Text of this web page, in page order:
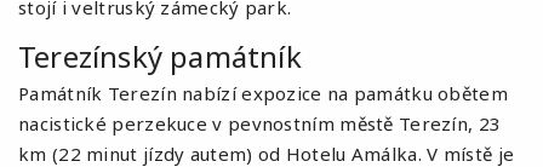
stojí i veltruský zámecký park.
Terezínský památník
Památník Terezín nabízí expozice na památku obětem
nacistické perzekuce v pevnostním městě Terezín, 23
km (22 minut jízdy autem) od Hotelu Amálka. V místě je